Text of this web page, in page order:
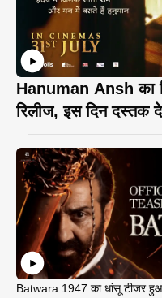
Hanuman Ansh का
रिलीज, इस दिन दस्तक
Batwara 1947 का धांसू टीजर